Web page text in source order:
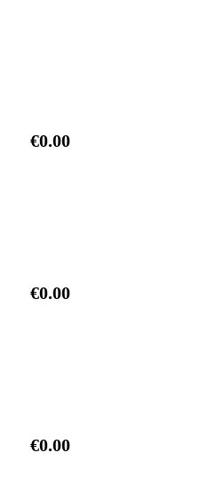
€0.00
€0.00
€0.00